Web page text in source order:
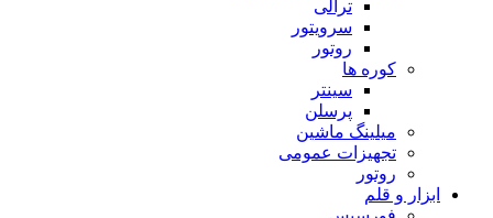
ترالی
سرویتور
روتور
کوره ها
سینتر
پرسلن
میلینگ ماشین
تجهیزات عمومی
روتور
ابزار و قلم